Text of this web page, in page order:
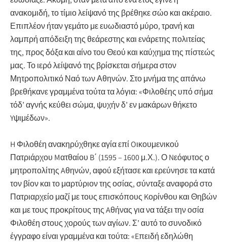
ανακομιδή, το τίμιο λείψανό της βρέθηκε σώο και ακέραιο.
Επιπλέον ήταν γεμάτο με ευωδιαστό μύρο, τρανή και
λαμπρή απόδειξη της θεάρεστης και ενάρετης πολιτείας
της, προς δόξα και αίνο του Θεού και καύχημα της πίστεώς
μας. Το ιερό λείψανό της βρίσκεται σήμερα στον
Μητροπολιτικό Ναό των Αθηνών. Στο μνήμα της απάνω
βρεθήκανε γραμμένα τούτα τα λόγια: «Φιλοθέης υπό σήμα
τόδ’ αγνής κεύθει σώμα, ψυχήν δ’ εν μακάρων θήκετο
Yψιμέδων».
H Φιλοθέη ανακηρύχθηκε αγία επί Oικουμενικού
Πατριάρχου Mατθαίου B΄ (1595 – 1600 μ.Χ.). Ο Nεόφυτος ο
μητροπολίτης Aθηνών, αφού εξήτασε και ερεύνησε τα κατά
τον βίον και το μαρτύριον της οσίας, σύνταξε αναφορά στο
Πατριαρχείο μαζί με τους επισκόπους Kορίνθου και Θηβών
και με τους προκρίτους της Aθήνας για να τάξει την οσία
Φιλοθέη στους χορούς των αγίων. Σ’ αυτό το συνοδικό
έγγραφο είναι γραμμένα και τούτα: «Eπειδή εδηλώθη